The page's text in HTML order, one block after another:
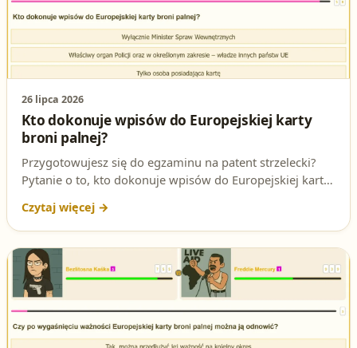
26 lipca 2026
Kto dokonuje wpisów do Europejskiej karty
broni palnej?
Przygotowujesz się do egzaminu na patent strzelecki?
Pytanie o to, kto dokonuje wpisów do Europejskiej karty
poprawną odpowiedź i podstawę prawną.